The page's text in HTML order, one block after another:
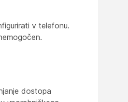
v telefonu.
dostopa